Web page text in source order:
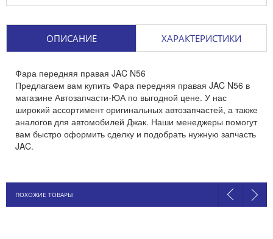
ОПИСАНИЕ ХАРАКТЕРИСТИКИ
Фара передняя правая JAC N56
Предлагаем вам купить Фара передняя правая JAC N56 в
магазине Автозапчасти-ЮА по выгодной цене. У нас
широкий ассортимент оригинальных автозапчастей, а также
аналогов для автомобилей Джак. Наши менеджеры помогут
вам быстро оформить сделку и подобрать нужную запчасть
JAC.
ПОХОЖИЕ ТОВАРЫ